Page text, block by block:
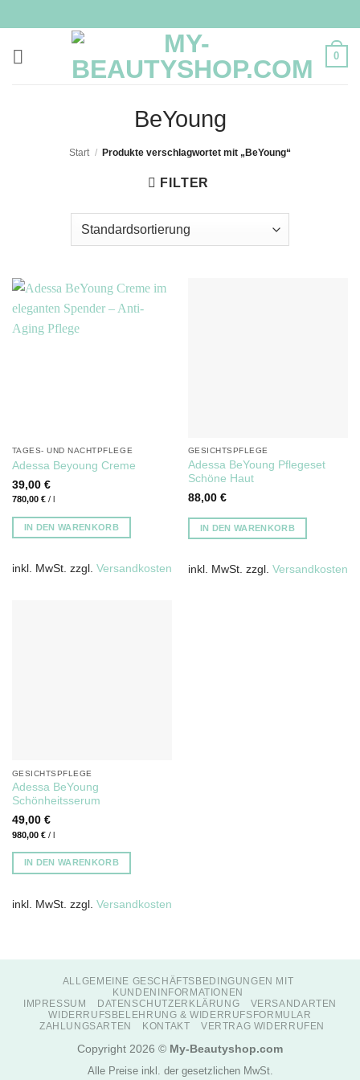
Inhalt
springen
0
BeYoung
Start / Produkte verschlagwortet mit „BeYoung“
FILTER
TAGES- UND NACHTPFLEGE
Adessa Beyoung Creme
39,00 €
780,00 €/
IN DEN WARENKORB
inkl. MwSt. zzgl. Versandkosten
GESICHTSPFLEGE
Adessa BeYoung Pflegeset
Schöne Haut
88,00 €
IN DEN WARENKORB
inkl. MwSt. zzgl. Versandkosten
GESICHTSPFLEGE
Adessa BeYoung
Schönheitsserum
49,00 €
980,00 €/ l
IN DEN WARENKORB
inkl. MwSt. zzgl. Versandkosten
ALLGEMEINE GESCHÄFTSBEDINGUNGEN MIT
KUNDENINFORMATIONEN
IMPRESSUM
DATENSCHUTZERKLÄRUNG
VERSANDARTEN
WIDERRUFSBELEHRUNG & WIDERRUFSFORMULAR
ZAHLUNGSARTEN
KONTAKT VERTRAG WIDERRUFEN
Copyright 2026 © My-Beautyshop.com
Alle Preise inkl. der gesetzlichen MwSt.